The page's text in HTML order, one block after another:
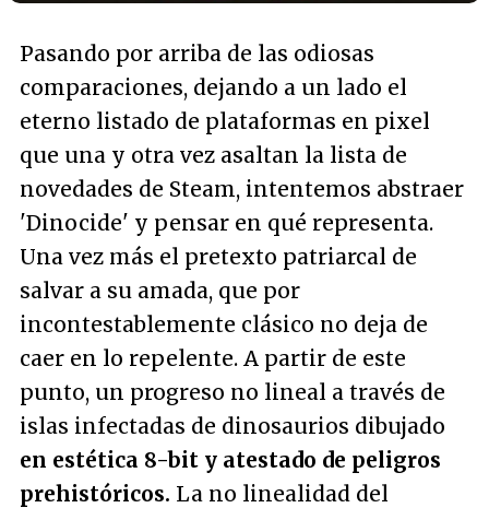
Pasando por arriba de las odiosas
comparaciones, dejando a un lado el
eterno listado de plataformas en pixel
que una y otra vez asaltan la lista de
novedades de Steam, intentemos abstraer
'Dinocide' y pensar en qué representa.
Una vez más el pretexto patriarcal de
salvar a su amada, que por
incontestablemente clásico no deja de
caer en lo repelente. A partir de este
punto, un progreso no lineal a través de
islas infectadas de dinosaurios dibujado
en estética 8-bit y atestado de peligros
prehistóricos. La no linealidad del